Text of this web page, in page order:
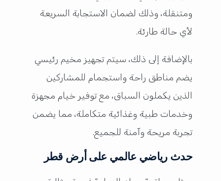
ومتنقلة، وذلك لضمان الاستجابة السريعة
لأي حالة طارئة.
بالإضافة إلى ذلك، سيتم تجهيز مخيم رئيسي
يضم مناطق راحة واستجمام للمشاركين
الذين يكملون السباق، مع توفير خيام مجهزة
وخدمات طبية وغذائية متكاملة، مما يضمن
تجربة مريحة وآمنة للجميع.
حدث رياضي عالمي على أرض قطر